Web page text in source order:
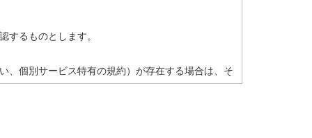
するものとします。
、個別サービス特有の規約）が存在する場合は、そ